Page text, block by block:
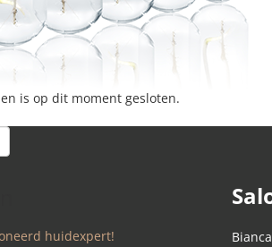
is op dit moment gesloten.
huidexpert!